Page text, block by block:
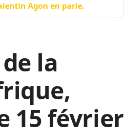
Agon en parle.
la
15 février